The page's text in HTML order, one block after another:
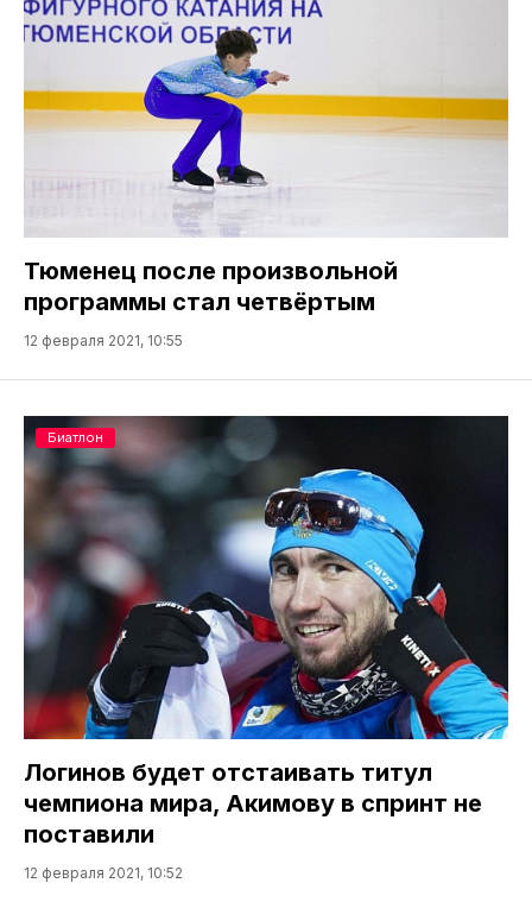
Тюменец после произвольной
программы стал четвёртым
12 февраля 2021, 10:55
Логинов будет отстаивать титул
чемпиона мира, Акимову в спринт не
поставили
12 февраля 2021, 10:52
Биатлон